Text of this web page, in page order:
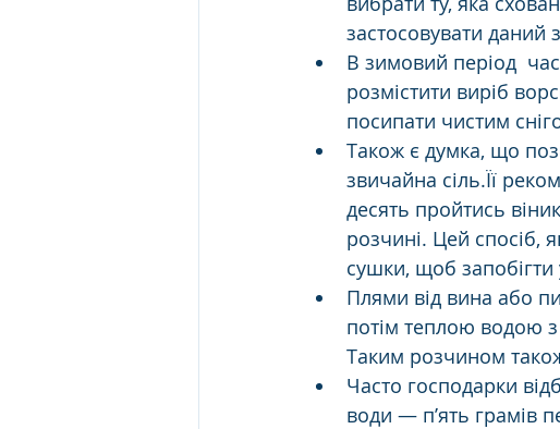
застосовувати даний
В зимовий період
розмістити виріб
посипати чистим
Також є думка, що
звичайна сіль.Її
десять пройтись
розчині. Цей спосіб,
сушки, щоб запобігти
Плями від вина або
потім теплою водою
Таким розчином
Часто господарки
води — п’ять грамів